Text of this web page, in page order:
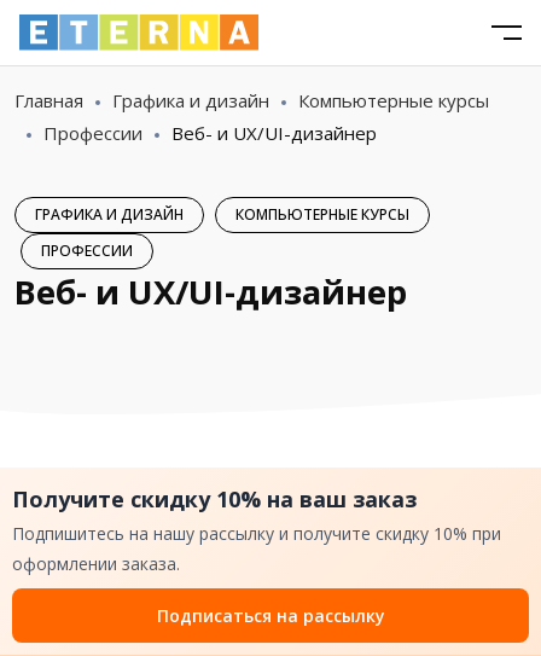
Главная Графика и дизайн
Компьютерные курсы
Профессии
Веб- и UX/UI-дизайнер
ГРАФИКА И ДИЗАЙН
КОМПЬЮТЕРНЫЕ КУРСЫ
ПРОФЕССИИ
Веб- и UX/UI-дизайнер
Получите скидку 10% на ваш заказ
Подпишитесь на нашу рассылку и получите скидку 10% при
оформлении заказа.
Подписаться на рассылку